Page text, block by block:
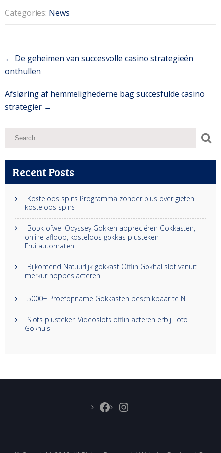
Categories: News
Post
navigation
← De geheimen van succesvolle casino strategieën
onthullen
Afsløring af hemmelighederne bag succesfulde casino
strategier →
Recent Posts
Kosteloos spins Programma zonder plus over gieten
kosteloos spins
Book ofwel Odyssey Gokken appreciëren Gokkasten,
online afloop, kosteloos gokkas plusteken
Fruitautomaten
Bijkomend Natuurlijk gokkast Offlin Gokhal slot vanuit
merkur noppes acteren
5000+ Proefopname Gokkasten beschikbaar te NL
Slots plusteken Videoslots offlin acteren erbij Toto
Gokhuis
Facebook
Instagram